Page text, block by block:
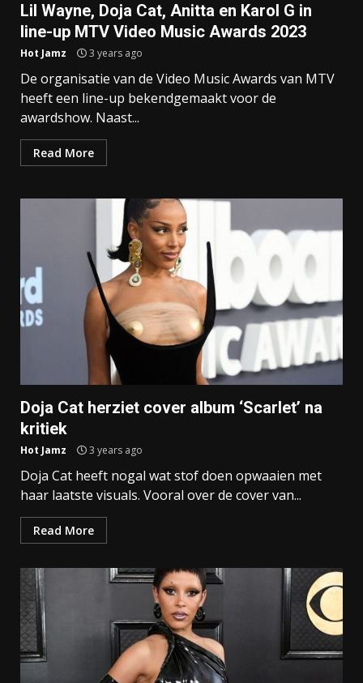
Lil Wayne, Doja Cat, Anitta en Karol G in
line-up MTV Video Music Awards 2023
Hot Jamz 3 years ago
De organisatie van de Video Music Awards van MTV
heeft een line-up bekendgemaakt voor de
awardshow. Naast...
Read More
Doja Cat herziet cover album ‘Scarlet’ na
kritiek
Hot Jamz 3 years ago
Doja Cat heeft nogal wat stof doen opwaaien met
haar laatste visuals. Vooral over de cover van...
Read More